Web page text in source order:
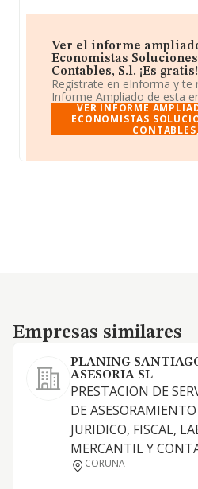
Ver el informe
Economistas
Contables, S.l. ¡Es gratis!
Regístrate en eInforma y te
Informe Ampliado de esta
VER INFORME
ECONOMISTAS
Empresas similares
Empresas similares
PLANING
ASESORIA SL
PRESTACION DE
DE ASESORAMIENTO
JURIDICO, FISCAL,
MERCANTIL Y
CORUNA